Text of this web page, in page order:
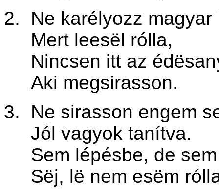
2. Ne karélyozz
Mert leesël rólla,
Nincsen itt az
Aki megsirasson.
3. Ne sirasson engem
Jól vagyok tanítva.
Sem lépésbe, de sem
Sëj, lë nem esëm